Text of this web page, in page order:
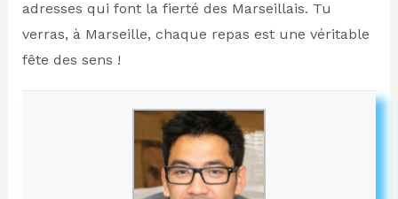
adresses qui font la fierté des Marseillais. Tu
verras, à Marseille, chaque repas est une véritable
fête des sens !